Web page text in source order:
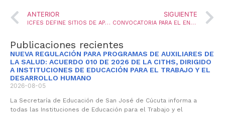
ANTERIOR
ICFES DEFINE SITIOS DE APLICACIÓN DEL EXAMEN SABER 11 – 2021
SIGUIENTE
CONVOCATORIA PARA EL ENCARGO DE PROVISIÓN DE UNA VACANTE TEMPORAL EN EL CARGO AUXILIAR ADMINISTRATIVO
Publicaciones recientes
NUEVA REGULACIÓN PARA PROGRAMAS DE AUXILIARES DE
LA SALUD: ACUERDO 010 DE 2026 DE LA CITHS, DIRIGIDO
A INSTITUCIONES DE EDUCACIÓN PARA EL TRABAJO Y EL
DESARROLLO HUMANO
2026-08-05
La Secretaría de Educación de San José de Cúcuta informa a
todas las Instituciones de Educación para el Trabajo y el